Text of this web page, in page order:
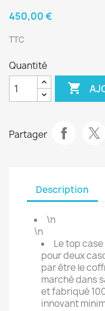
450,00 €
TTC
Quantité

Partager
Description
\n
\n
Le top case
pour deux
par être le
marché dans
et fabriqué
innovant